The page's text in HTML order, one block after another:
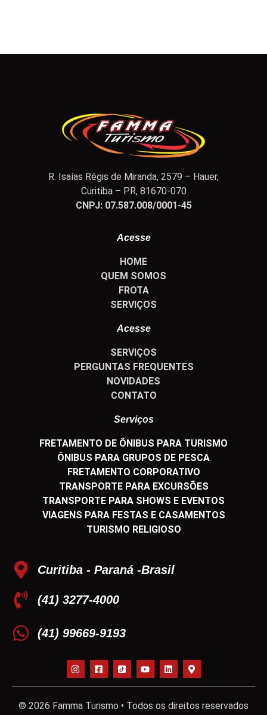
R. Isaías Régis de Miranda, 2579 – Hauer,
Curitiba – PR, 81670-070
CNPJ: 07.587.008/0001-45
Acesse
HOME
QUEM SOMOS
FROTA
SERVIÇOS
Acesse
SERVIÇOS
PERGUNTAS FREQUENTES
NOVIDADES
CONTATO
Serviços
FRETAMENTO DE ÔNIBUS PARA TURISMO
ÔNIBUS PARA GRUPOS DE PESCA
FRETAMENTO CORPORATIVO
TRANSPORTE PARA EXCURSÕES
TRANSPORTE PARA SHOWS E EVENTOS
VIAGENS PARA FESTAS E CASAMENTOS
TURISMO RELIGIOSO
Curitiba - Paraná -Brasil
(41) 3277-4000
(41) 99669-9193
© 2026 Famma Turismo • Todos os direitos reservados